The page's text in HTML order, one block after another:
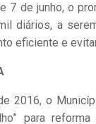
7 de junho, o
diários, a
eficiente e
2016, o
para